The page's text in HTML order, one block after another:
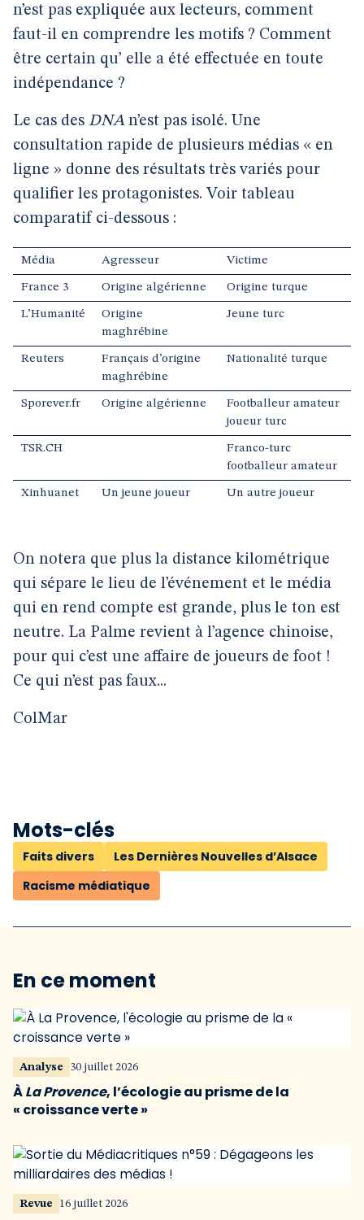
n’est pas expliquée aux lecteurs, comment
faut-il en comprendre les motifs ? Comment
être certain qu’ elle a été effectuée en toute
indépendance ?
Le cas des DNAn’est pas isolé. Une
consultation rapide de plusieurs médias « en
ligne » donne des résultats très variés pour
qualifier les protagonistes. Voir tableau
comparatif ci-dessous :
Média Agresseur Victime
France 3 Origine algérienne Origine turque
L’Humanité
Origine
maghrébine
Jeune turc
Reuters
Français d’origine
maghrébine
Nationalité turque
Sporever.fr Origine algérienne
Footballeur amateur
joueur turc
TSR.CH
Franco-turc
footballeur amateur
Xinhuanet Un jeune joueur Un autre joueur
On notera que plus la distance kilométrique
qui sépare le lieu de l’événement et le média
qui en rend compte est grande, plus le ton est
neutre. La Palme revient à l’agence chinoise,
pour qui c’est une affaire de joueurs de foot !
Ce qui n’est pas faux...
ColMar
Mots-clés
Faits divers
Les Dernières Nouvelles d’Alsace
Racisme médiatique
En ce moment
Analyse 30 juillet 2026
ÀLa Provence, l’écologie au prisme de la
« croissance verte »
Revue 16 juillet 2026